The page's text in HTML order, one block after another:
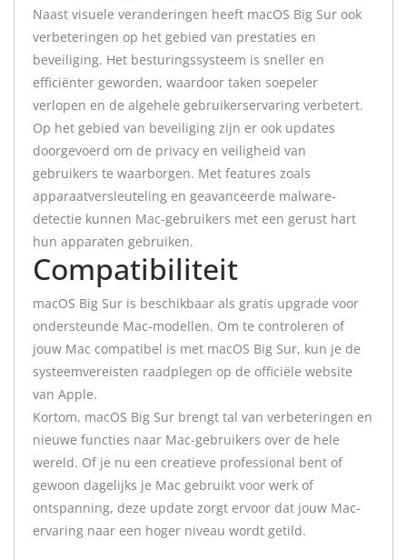
Naast visuele veranderingen heeft macOS Big Sur ook
verbeteringen op het gebied van prestaties en
beveiliging. Het besturingssysteem is sneller en
efficiënter geworden, waardoor taken soepeler
verlopen en de algehele gebruikerservaring verbetert.
Op het gebied van beveiliging zijn er ook updates
doorgevoerd om de privacy en veiligheid van
gebruikers te waarborgen. Met features zoals
apparaatversleuteling en geavanceerde malware-
detectie kunnen Mac-gebruikers met een gerust hart
hun apparaten gebruiken.
Compatibiliteit
macOS Big Sur is beschikbaar als gratis upgrade voor
ondersteunde Mac-modellen. Om te controleren of
jouw Mac compatibel is met macOS Big Sur, kun je de
systeemvereisten raadplegen op de officiële website
van Apple.
Kortom, macOS Big Sur brengt tal van verbeteringen en
nieuwe functies naar Mac-gebruikers over de hele
wereld. Of je nu een creatieve professional bent of
gewoon dagelijks je Mac gebruikt voor werk of
ontspanning, deze update zorgt ervoor dat jouw Mac-
ervaring naar een hoger niveau wordt getild.